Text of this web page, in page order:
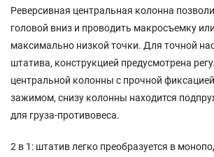
Реверсивная центральная колонна
головой вниз и проводить макросъемку
максимально низкой точки. Для точной
штатива, конструкцией предусмотрена
центральной колонны с прочной
зажимом, снизу колонны находится
для груза-противовеса.
2 в 1: штатив легко преобразуется в